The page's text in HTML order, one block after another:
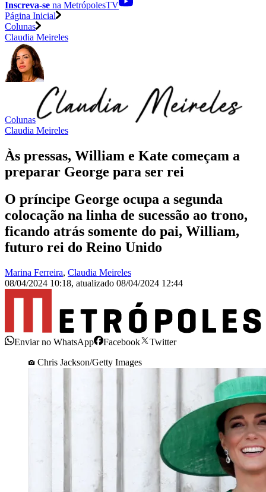
Inscreva-se na MetrópolesTV
Página Inicial
Colunas
Claudia Meireles
Colunas
Claudia Meireles
Às pressas, William e Kate começam a
preparar George para ser rei
O príncipe George ocupa a segunda
colocação na linha de sucessão ao trono,
ficando atrás somente do pai, William,
futuro rei do Reino Unido
Marina Ferreira, Claudia Meireles
08/04/2024 10:18, atualizado 08/04/2024 12:44
Enviar no WhatsApp Facebook
Twitter
Chris Jackson/Getty Images